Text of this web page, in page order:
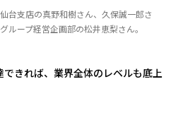
台支店の真野和樹さん、久保誠一郎さ
ループ経営企画部の松井恵梨さん。
きれば、業界全体のレベルも底上